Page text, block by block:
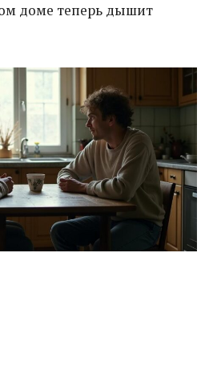
доме теперь дышит